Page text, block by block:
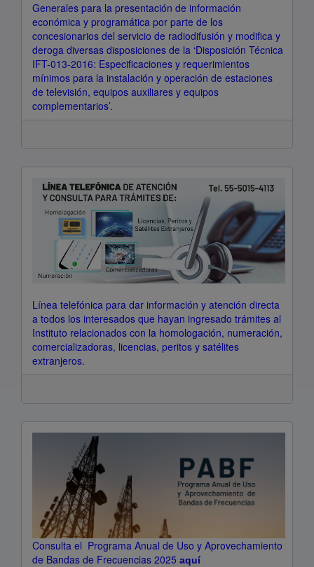
Generales para la presentación de información
económica y programática por parte de los
concesionarios del servicio de radiodifusión y modifica y
deroga diversas disposiciones de la ‘Disposición Técnica
IFT-013-2016: Especificaciones y requerimientos
mínimos para la instalación y operación de estaciones
de televisión, equipos auxiliares y equipos
complementarios’.
Línea telefónica para dar información y atención directa
a todos los interesados que hayan ingresado trámites al
Instituto relacionados con la homologación, numeración,
comercializadoras, licencias, peritos y satélites
extranjeros.
telefónica
y
atención
directa
a
todos
los
interesados
que
hayan
ingresado
Consulta el Programa Anual de Uso y Aprovechamiento
de Bandas de Frecuencias 2025 aquí